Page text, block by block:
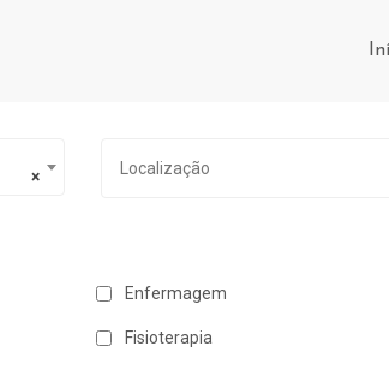
×
Enfermagem
Fisioterapia